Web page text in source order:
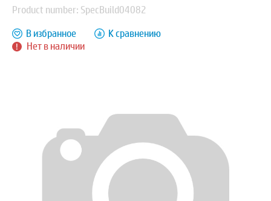
Product number: SpecBuild04082
Нет в наличии
В избранное К сравнению